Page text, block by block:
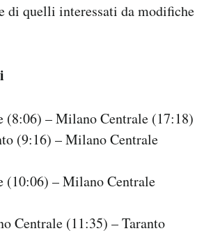
di quelli interessati da modifiche
(8:06) – Milano Centrale (17:18)
(9:16) – Milano Centrale
(10:06) – Milano Centrale
Centrale (11:35) – Taranto